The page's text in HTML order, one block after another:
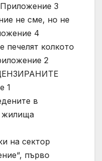
3
не сме, но не
4
печелят колкото
2
1
в
жилища
на сектор
първо